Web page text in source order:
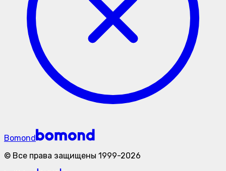
Bomond
© Все права защищены 1999-2026